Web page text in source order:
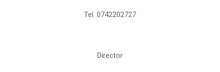
Tel. 0742202727
Director